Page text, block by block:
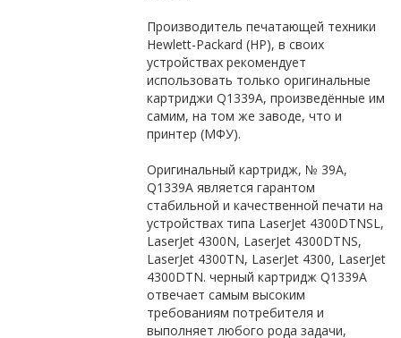
Производитель печатающей техники
Hewlett-Packard (HP), в своих
устройствах рекомендует
использовать только оригинальные
картриджи Q1339A, произведённые им
самим, на том же заводе, что и
принтер (МФУ).
Оригинальный картридж, № 39A,
Q1339A является гарантом
стабильной и качественной печати на
устройствах типа LaserJet 4300DTNSL,
LaserJet 4300N, LaserJet 4300DTNS,
LaserJet 4300TN, LaserJet 4300, LaserJet
4300DTN. черный картридж Q1339A
отвечает самым высоким
требованиям потребителя и
выполняет любого рода задачи,